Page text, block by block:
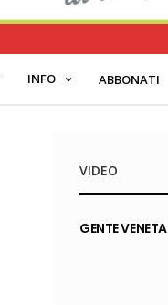
INFO ABBONATI
VIDEO
GENTE VENETA